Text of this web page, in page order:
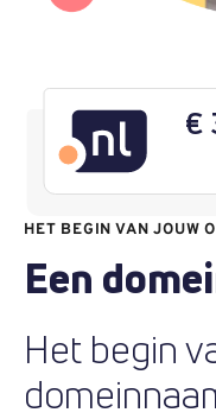
HET BEGIN VAN JOUW
Een
Het begin
€